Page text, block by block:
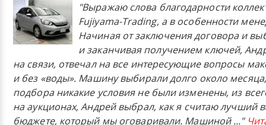
"Выражаю слова благодарности
Fujiyama-Trading, а в особенности
Начиная от заключения договора и
и заканчивая получением ключей,
на связи, отвечал на все интересующие вопросы
и без «воды». Машину выбирали долго около
подбора никакие условия не были изменены, из
на аукционах, Андрей выбрал, как я считаю лучший
бюджете, который мы оговаривали. Машиной..."